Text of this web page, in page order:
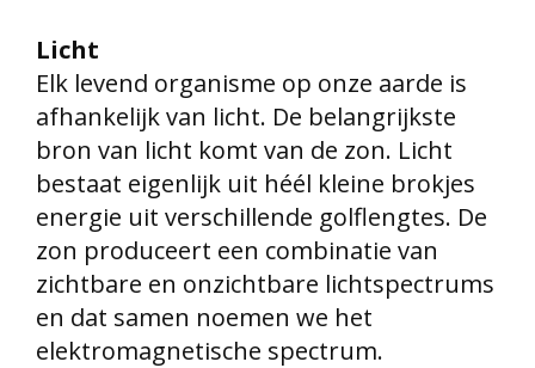
Licht
Elk levend organisme op onze aarde is
afhankelijk van licht. De belangrijkste
bron van licht komt van de zon. Licht
bestaat eigenlijk uit héél kleine brokjes
energie uit verschillende golflengtes. De
zon produceert een combinatie van
zichtbare en onzichtbare lichtspectrums
en dat samen noemen we het
elektromagnetische spectrum.